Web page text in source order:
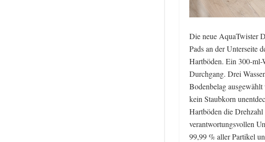
Die neue AquaTwister
Pads an der Unterseite
Hartböden. Ein 300-ml-
Durchgang. Drei
Bodenbelag
kein Staubkorn
Hartböden die
verantwortungsvollen
99,99 % aller Partikel